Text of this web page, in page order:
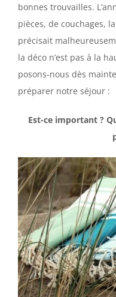
bonnes trouvailles.
pièces, de couchages,
précisait
la déco n’est pas à la
posons-nous dès
préparer notre séjour :
Est-ce important ?